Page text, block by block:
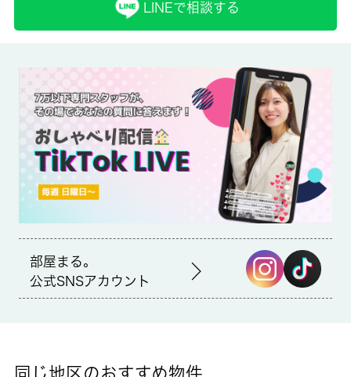
備考
ので、衣類や日用品の収納に重宝します。独立洗面台を採用して
いるので床が水で濡れたり鏡が曇ったりしにくく、清潔な状態を
保ちやすくなっております。フローリングの床で、木目調の温か
な雰囲気が居心地を良くしてくれます。新たな住まい探しを始め
る方、 城南コミュニティからお探しになりませんか。スタッフ
一同サポートして参ります。
LINEで相談する
部屋まる。
公式SNSアカウント
同じ地区のおすすめ物件